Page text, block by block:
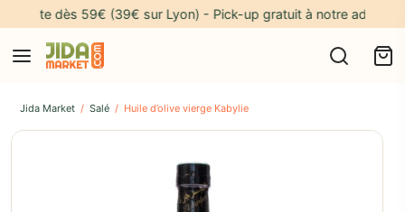
dès 59€ (39€ sur Lyon) - Pick-up gratuit à notre adresse* 🎁
Jida Market / Salé / Huile d’olive vierge Kabylie